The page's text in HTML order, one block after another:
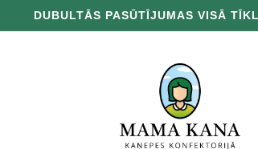
DUBULTĀS PASŪTĪJUMAS VISĀ